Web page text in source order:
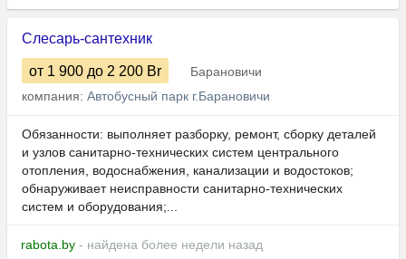
Слесарь-сантехник
от 1 900 до 2 200 Br
Барановичи
компания: Автобусный парк г.Барановичи
Обязанности: выполняет разборку, ремонт, сборку деталей
и узлов санитарно-технических систем центрального
отопления, водоснабжения, канализации и водостоков;
обнаруживает неисправности санитарно-технических
систем и оборудования;...
rabota.by - найдена более недели назад